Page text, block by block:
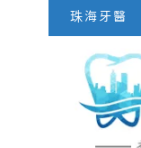
珠海牙醫